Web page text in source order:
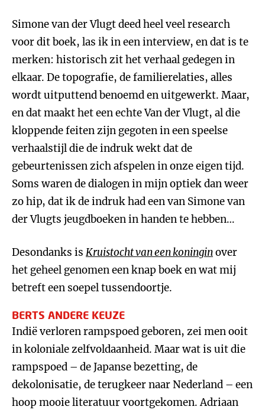
Simone van der Vlugt deed heel veel research
voor dit boek, las ik in een interview, en dat is te
merken: historisch zit het verhaal gedegen in
elkaar. De topografie, de familierelaties, alles
wordt uitputtend benoemd en uitgewerkt. Maar,
en dat maakt het een echte Van der Vlugt, al die
kloppende feiten zijn gegoten in een speelse
verhaalstijl die de indruk wekt dat de
gebeurtenissen zich afspelen in onze eigen tijd.
Soms waren de dialogen in mijn optiek dan weer
zo hip, dat ik de indruk had een van Simone van
der Vlugts jeugdboeken in handen te hebben…
Desondanks is Kruistocht van een koninginover
het geheel genomen een knap boek en wat mij
betreft een soepel tussendoortje.
BERTS ANDERE KEUZE
Indië verloren rampspoed geboren, zei men ooit
in koloniale zelfvoldaanheid. Maar wat is uit die
rampspoed – de Japanse bezetting, de
dekolonisatie, de terugkeer naar Nederland – een
hoop mooie literatuur voortgekomen. Adriaan